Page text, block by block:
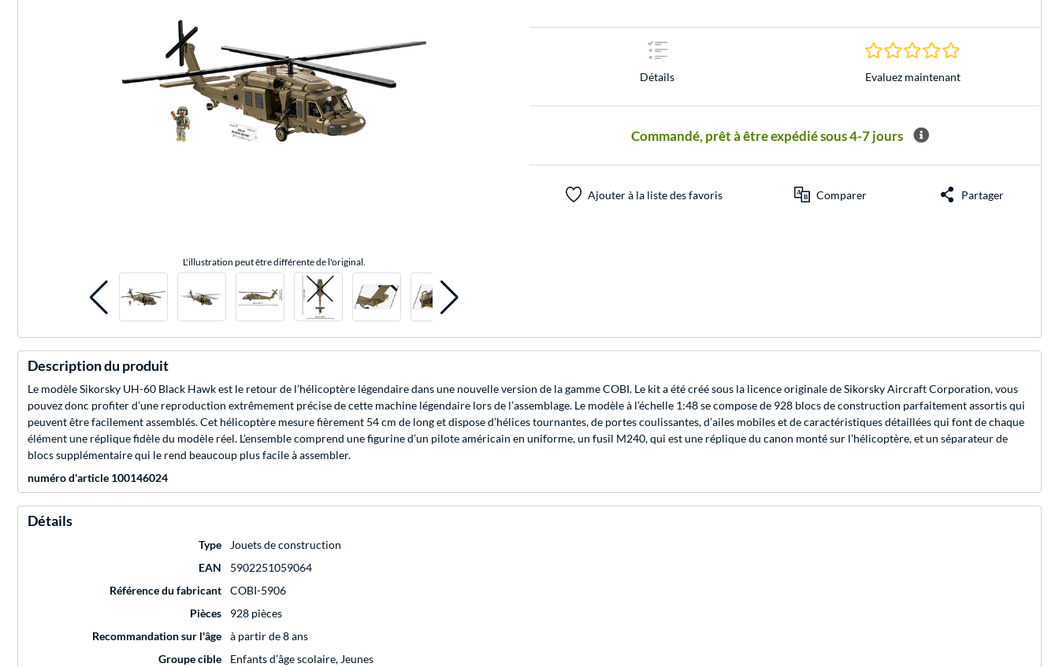
L'illustration peut être différente de l'original.
Détails
0.0 Étoiles à 0
Evaluez maintenant
Commandé, prêt à être expédié sous 4-7 jours
Ajouter à la liste des favoris Comparer Partager
Description du produit
Le modèle Sikorsky UH-60 Black Hawk est le retour de l’hélicoptère légendaire dans une nouvelle version de la gamme COBI. Le kit a été créé sous la licence originale de Sikorsky Aircraft Corporation, vous
pouvez donc profiter d’une reproduction extrêmement précise de cette machine légendaire lors de l’assemblage. Le modèle à l’échelle 1:48 se compose de 928 blocs de construction parfaitement assortis qui
peuvent être facilement assemblés. Cet hélicoptère mesure fièrement 54 cm de long et dispose d’hélices tournantes, de portes coulissantes, d’ailes mobiles et de caractéristiques détaillées qui font de chaque
élément une réplique fidèle du modèle réel. L’ensemble comprend une figurine d’un pilote américain en uniforme, un fusil M240, qui est une réplique du canon monté sur l’hélicoptère, et un séparateur de
blocs supplémentaire qui le rend beaucoup plus facile à assembler.
numéro d'article 100146024
Détails
Type
Jouets de construction
EAN
5902251059064
Référence du fabricant
COBI-5906
Pièces
928 pièces
Recommandation sur l'âge
à partir de 8 ans
Groupe cible
Enfants d’âge scolaire, Jeunes